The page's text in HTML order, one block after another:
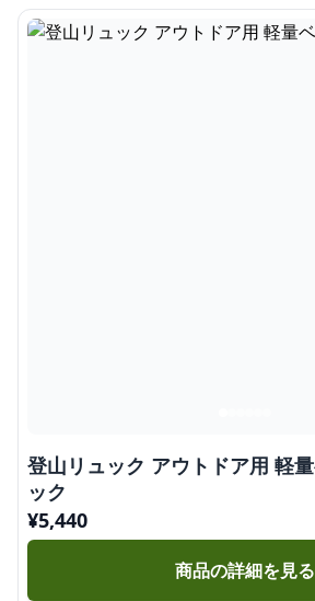
登山リュック アウトドア用 軽
ック
¥5,440
商品の詳細を見る